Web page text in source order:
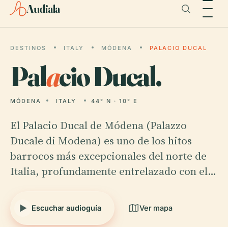
Audiala
DESTINOS ITALY MÓDENA PALACIO DUCAL
Palacio Ducal.
MÓDENA ITALY 44° N · 10° E
El Palacio Ducal de Módena (Palazzo
Ducale di Modena) es uno de los hitos
barrocos más excepcionales del norte de
Italia, profundamente entrelazado con el…
Escuchar audioguía Ver mapa